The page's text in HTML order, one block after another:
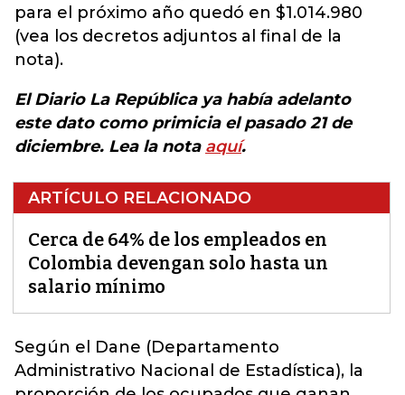
para el próximo año quedó en $1.014.980
(vea los decretos adjuntos al final de la
nota).
El Diario La República ya había adelanto
este dato como primicia el pasado 21 de
diciembre. Lea la nota aquí.
ARTÍCULO RELACIONADO
Cerca de 64% de los empleados en
Colombia devengan solo hasta un
salario mínimo
Según el Dane (Departamento
Administrativo Nacional de Estadística), la